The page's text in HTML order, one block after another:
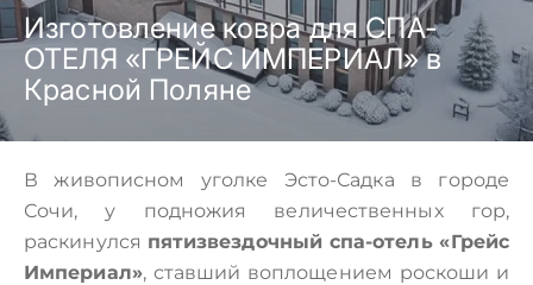
Изготовление ковра для СПА-
ОТЕЛЯ «ГРЕЙС ИМПЕРИАЛ» в
Красной Поляне
В живописном уголке Эсто-Садка в городе
Сочи, у подножия величественных гор,
раскинулся пятизвездочный спа-отель «Грейс
Империал», ставший воплощением роскоши и